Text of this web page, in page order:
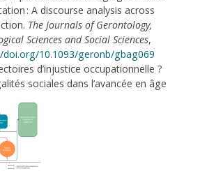
: A discourse analysis across
The Journals of Gerontology,
Sciences and Social Sciences,
10.1093/geronb/gbag069
d’injustice occupationnelle ?
sociales dans l’avancée en âge